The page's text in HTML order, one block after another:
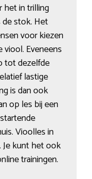
het in trilling
de stok. Het
voor kiezen
viool. Eveneens
tot dezelfde
lastige
is dan ook
op les bij een
Vioolles in
kunt het ook
trainingen.